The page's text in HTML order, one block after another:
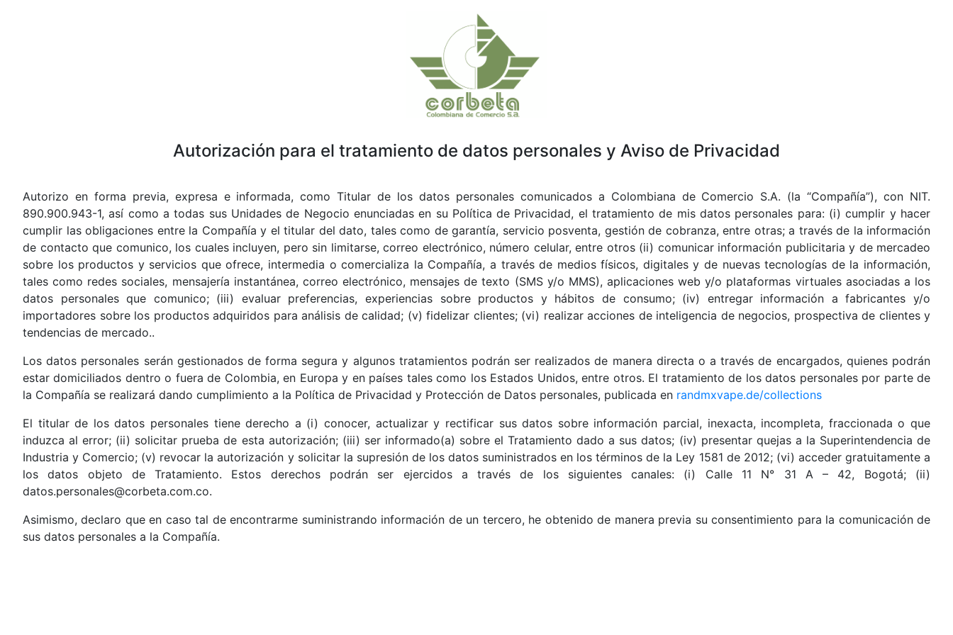
Autorización para el tratamiento de datos personales y Aviso de Privacidad
Autorizo en forma previa, expresa e informada, como Titular de los datos personales comunicados a Colombiana de Comercio S.A. (la “Compañía”), con NIT.
890.900.943-1, así como a todas sus Unidades de Negocio enunciadas en su Política de Privacidad, el tratamiento de mis datos personales para: (i) cumplir y hacer
cumplir las obligaciones entre la Compañía y el titular del dato, tales como de garantía, servicio posventa, gestión de cobranza, entre otras; a través de la información
de contacto que comunico, los cuales incluyen, pero sin limitarse, correo electrónico, número celular, entre otros (ii) comunicar información publicitaria y de mercadeo
sobre los productos y servicios que ofrece, intermedia o comercializa la Compañía, a través de medios físicos, digitales y de nuevas tecnologías de la información,
tales como redes sociales, mensajería instantánea, correo electrónico, mensajes de texto (SMS y/o MMS), aplicaciones web y/o plataformas virtuales asociadas a los
datos personales que comunico; (iii) evaluar preferencias, experiencias sobre productos y hábitos de consumo; (iv) entregar información a fabricantes y/o
importadores sobre los productos adquiridos para análisis de calidad; (v) fidelizar clientes; (vi) realizar acciones de inteligencia de negocios, prospectiva de clientes y
tendencias de mercado..
Los datos personales serán gestionados de forma segura y algunos tratamientos podrán ser realizados de manera directa o a través de encargados, quienes podrán
estar domiciliados dentro o fuera de Colombia, en Europa y en países tales como los Estados Unidos, entre otros. El tratamiento de los datos personales por parte de
la Compañía se realizará dando cumplimiento a la Política de Privacidad y Protección de Datos personales, publicada en randmxvape.de/collections
El titular de los datos personales tiene derecho a (i) conocer, actualizar y rectificar sus datos sobre información parcial, inexacta, incompleta, fraccionada o que
induzca al error; (ii) solicitar prueba de esta autorización; (iii) ser informado(a) sobre el Tratamiento dado a sus datos; (iv) presentar quejas a la Superintendencia de
Industria y Comercio; (v) revocar la autorización y solicitar la supresión de los datos suministrados en los términos de la Ley 1581 de 2012; (vi) acceder gratuitamente a
los datos objeto de Tratamiento. Estos derechos podrán ser ejercidos a través de los siguientes canales: (i) Calle 11 N° 31 A – 42, Bogotá; (ii)
datos.personales@corbeta.com.co.
Asimismo, declaro que en caso tal de encontrarme suministrando información de un tercero, he obtenido de manera previa su consentimiento para la comunicación de
sus datos personales a la Compañía.